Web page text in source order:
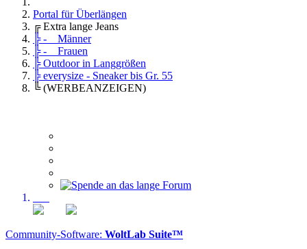
Portal für Überlängen
╔ Extra lange Jeans
╠ - Männer
╠ - Frauen
╠ Outdoor in Langgrößen
╠ everysize - Sneaker bis Gr. 55
╚ (WERBEANZEIGEN)
Community-Software: WoltLab Suite™